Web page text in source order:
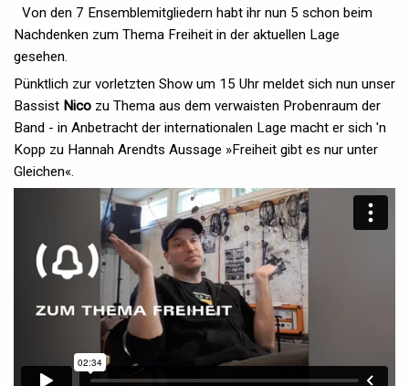
Von den 7 Ensemblemitgliedern habt ihr nun 5 schon beim
Nachdenken zum Thema Freiheit in der aktuellen Lage
gesehen.
Pünktlich zur vorletzten Show um 15 Uhr meldet sich nun unser
Bassist Nico zu Thema aus dem verwaisten Probenraum der
Band - in Anbetracht der internationalen Lage macht er sich 'n
Kopp zu Hannah Arendts Aussage »Freiheit gibt es nur unter
Gleichen«.